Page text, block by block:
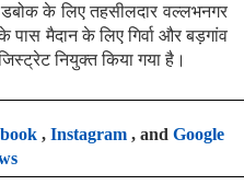
डबोक के लिए तहसीलदार वल्लभनगर
पास मैदान के लिए गिर्वा और बड़गांव
नियुक्त किया गया है।
, Instagram, and Google